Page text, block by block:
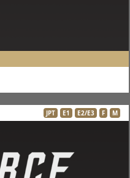
JPT E1 E2/E3 F M